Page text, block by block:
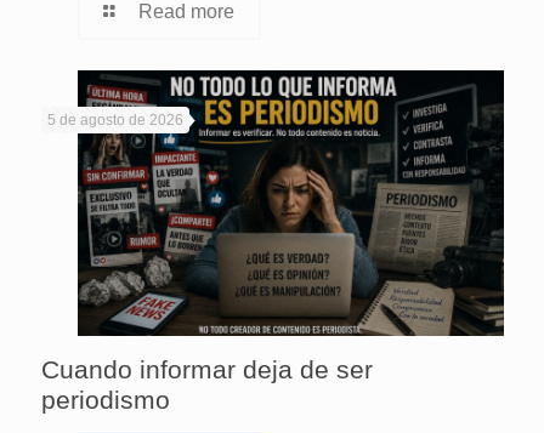
Read more
5 de agosto de 2026
Cuando informar deja de ser
periodismo